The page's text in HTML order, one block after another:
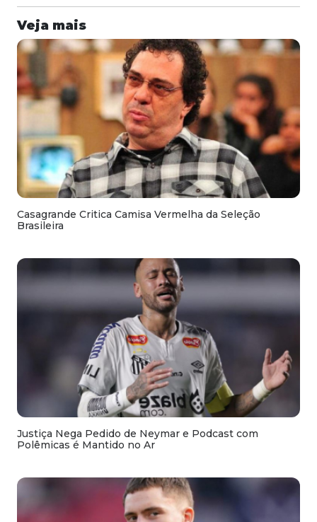
Veja mais
Casagrande Critica Camisa Vermelha da Seleção
Brasileira
Justiça Nega Pedido de Neymar e Podcast com
Polêmicas é Mantido no Ar